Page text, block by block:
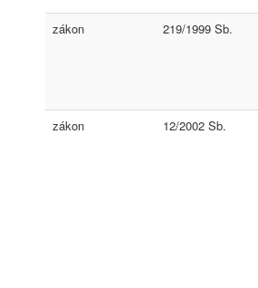
zákon
219/1999 Sb.
zákon
12/2002 Sb.